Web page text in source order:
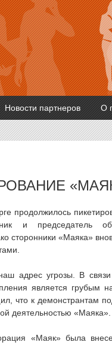
Новости партнеров О
продолжилось
и председатель
сторонники «Маяка»
адрес угрозы. В
является грубым
что к демонстрантам
деятельностью «Маяка».
«Маяк» была